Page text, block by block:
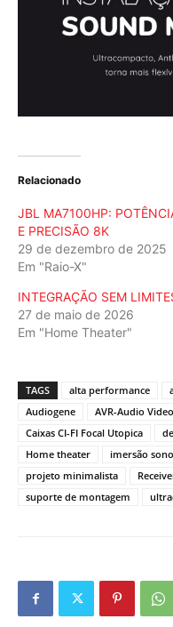
Relacionado
JBL MA7100HP:
E PRECISÃO 8K
29 de dezembro de 2025
Em "Raio-X"
INTEGRAÇÃO SEM
27 de maio de 2026
Em "Home Theater"
TAGS alta performance
Audiogene
AVR-Audio
Caixas CI-FI Focal Utopica
Home theater
imersão
projeto minimalista
suporte de montagem